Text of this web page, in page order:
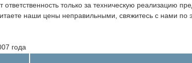
ответственность только за техническую реализацию
наши цены неправильными, свяжитесь с нами по
года